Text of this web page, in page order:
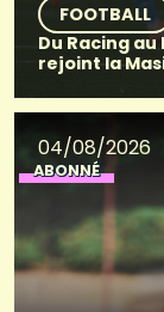
FOOTBALL
Du Racing au
rejoint la
04/08/2026
ABONNÉ